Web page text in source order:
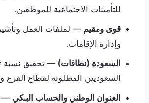
للتأمينات الاجتماعية للموظفين.
قوى ومقيم — لملفات العمل
وإدارة الإقامات.
السعودة (نطاقات) — تحقيق نسبة
السعوديين المطلوبة لقطاع الفرع
العنوان الوطني والحساب البنكي —